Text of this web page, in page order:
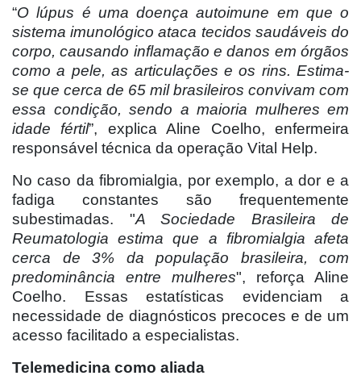
“O lúpus é uma doença autoimune em que o
sistema imunológico ataca tecidos saudáveis do
corpo, causando inflamação e danos em órgãos
como a pele, as articulações e os rins. Estima-
se que cerca de 65 mil brasileiros convivam com
essa condição, sendo a maioria mulheres em
idade fértil”, explica Aline Coelho, enfermeira
responsável técnica da operação Vital Help.
No caso da fibromialgia, por exemplo, a dor e a
fadiga constantes são frequentemente
subestimadas. "A Sociedade Brasileira de
Reumatologia estima que a fibromialgia afeta
cerca de 3% da população brasileira, com
predominância entre mulheres", reforça Aline
Coelho. Essas estatísticas evidenciam a
necessidade de diagnósticos precoces e de um
acesso facilitado a especialistas.
Telemedicina como aliada